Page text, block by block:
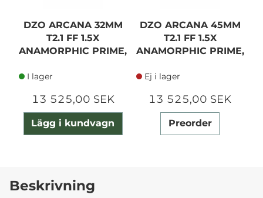
DZO ARCANA 32MM
T2.1 FF 1.5X
ANAMORPHIC PRIME,
I lager
13 525,00 SEK
Lägg i kundvagn
DZO ARCANA 45MM
T2.1 FF 1.5X
ANAMORPHIC PRIME,
Ej i lager
13 525,00 SEK
Preorder
Beskrivning